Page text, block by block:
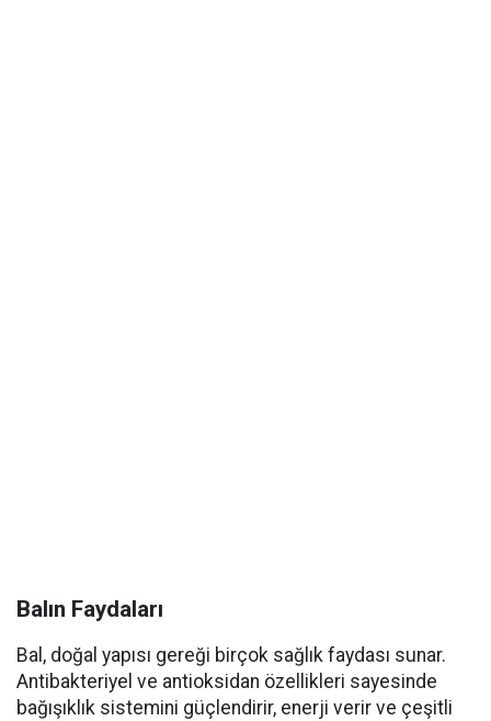
Balın Faydaları
Bal, doğal yapısı gereği birçok sağlık faydası sunar.
Antibakteriyel ve antioksidan özellikleri sayesinde
bağışıklık sistemini güçlendirir, enerji verir ve çeşitli